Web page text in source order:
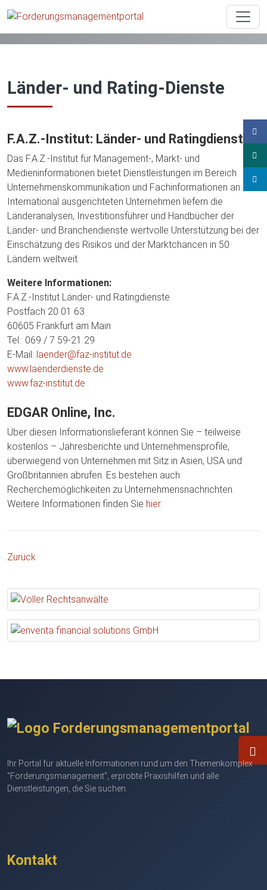
Wissen
Forderungen im Export
Länder- und Rating-Dienste
F.A.Z.-Institut: Länder- und Ratingdienste
Das F.A.Z.-Institut für Management-, Markt- und
Medieninformationen bietet Dienstleistungen im Bereich
Unternehmenskommunikation und Fachinformationen an.
International ausgerichteten Unternehmen liefern die
Länderanalysen, Investitionsführer und Handbücher der
Länder- und Branchendienste wertvolle Unterstützung bei der
Einschätzung des Risikos und der Marktchancen in 50
Ländern weltweit.
Weitere Informationen:
F.A.Z.-Institut Länder- und Ratingdienste
Postfach 20 01 63
60605 Frankfurt am Main
Tel.: 069 / 7 59-21 29
E-Mail: laender@faz-institut.de
www.laenderdienste.de
www.faz-institut.de
EDGAR Online, Inc.
Über diesen Informationslieferant können Sie – teilweise
kostenlos – Jahresberichte und Unternehmensprofile,
überwiegend von Unternehmen mit Sitz in Asien, USA und
Großbritannien abrufen. Es bestehen auch
Recherchemöglichkeiten zu Unternehmensnachrichten.
Weitere Informationen finden Sie hier.
Zurück
Ihr Portal für aktuelle Informationen rund um den Themenkomplex
"Forderungsmanagement", erprobte Praxishilfen und alle
Dienstleistungen, die Sie suchen.
Kontakt